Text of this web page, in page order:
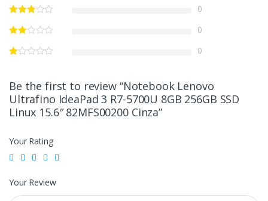
0
0
0
Be the first to review “Notebook Lenovo
Ultrafino IdeaPad 3 R7-5700U 8GB 256GB SSD
Linux 15.6″ 82MFS00200 Cinza”
Your Rating
Your Review